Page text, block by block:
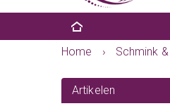
Home
› Schmink
Artikelen